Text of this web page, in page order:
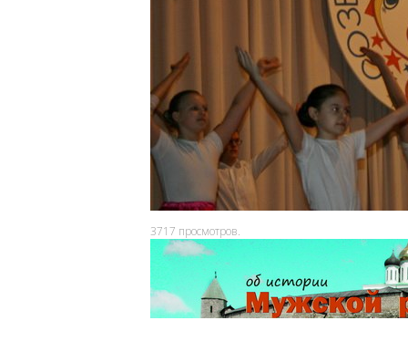
3717 просмотров.